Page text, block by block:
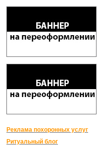
Реклама похоронных услуг
Ритуальный блог